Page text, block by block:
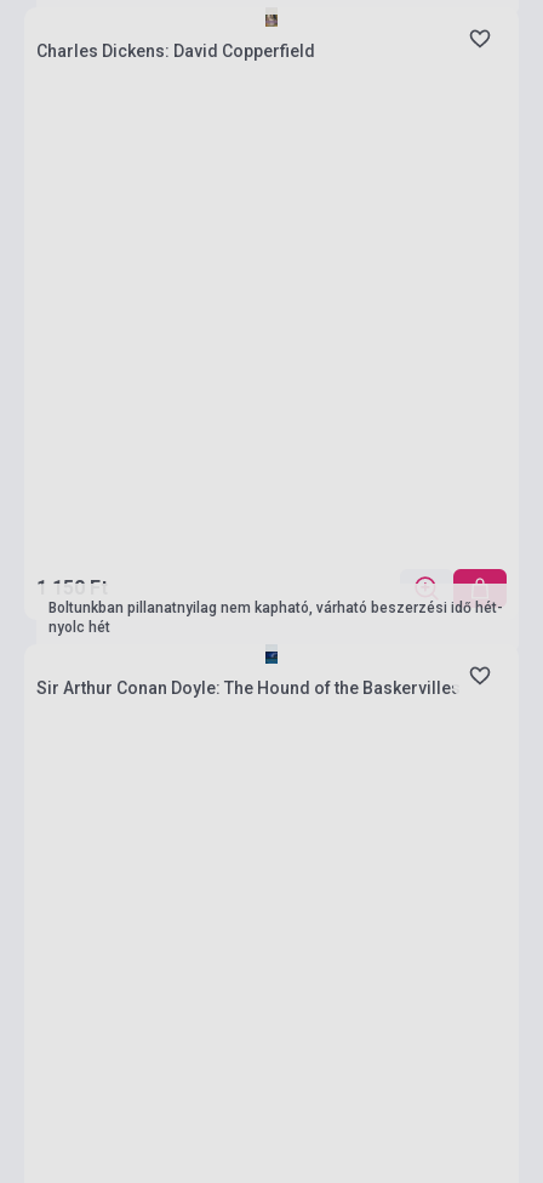
Charles Dickens: David Copperfield
1 150 Ft
Boltunkban pillanatnyilag nem kapható, várható beszerzési idő hét-
nyolc hét
Sir Arthur Conan Doyle: The Hound of the Baskervilles